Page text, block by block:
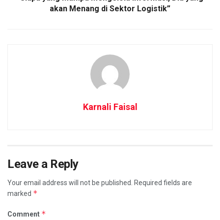
akan Menang di Sektor Logistik”
Karnali Faisal
Leave a Reply
Your email address will not be published.
Required fields are
marked *
Comment *